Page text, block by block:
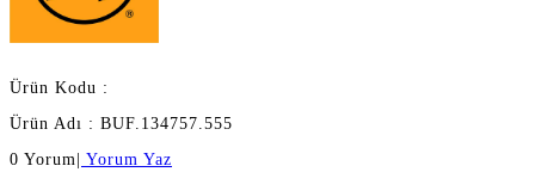
Ürün Kodu :
Ürün Adı : BUF.134757.555
0 Yorum | Yorum Yaz